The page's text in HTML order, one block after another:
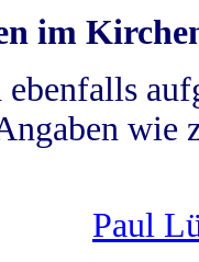
im
wie
Paul